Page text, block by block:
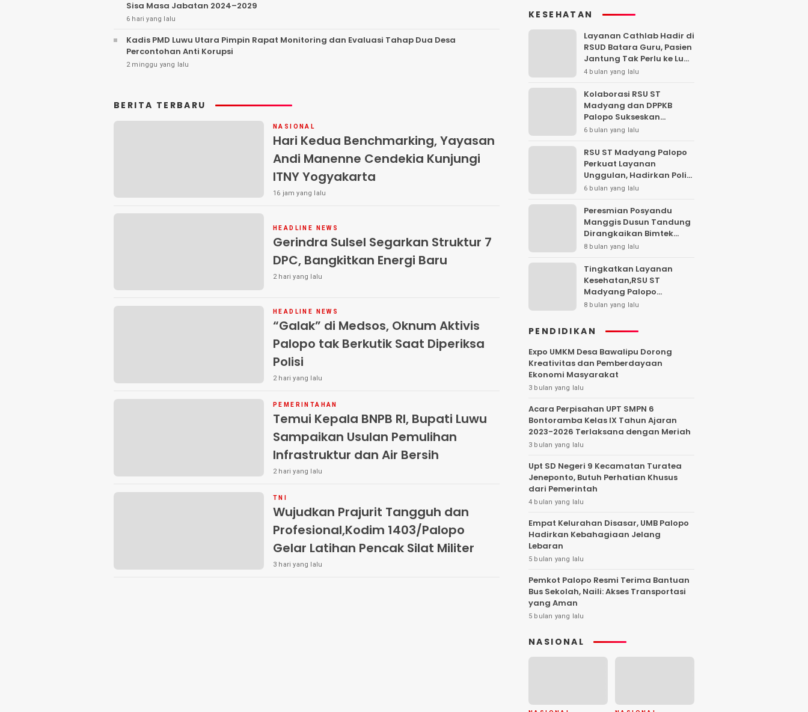
Sisa Masa Jabatan 2024–2029
6 hari yang lalu
Kadis PMD Luwu Utara Pimpin Rapat Monitoring dan Evaluasi Tahap Dua Desa
Percontohan Anti Korupsi
2 minggu yang lalu
BERITA TERBARU
NASIONAL
Hari Kedua Benchmarking, Yayasan
Andi Manenne Cendekia Kunjungi
ITNY Yogyakarta
16 jam yang lalu
HEADLINE NEWS
Gerindra Sulsel Segarkan Struktur 7
DPC, Bangkitkan Energi Baru
2 hari yang lalu
HEADLINE NEWS
“Galak” di Medsos, Oknum Aktivis
Palopo tak Berkutik Saat Diperiksa
Polisi
2 hari yang lalu
PEMERINTAHAN
Temui Kepala BNPB RI, Bupati Luwu
Sampaikan Usulan Pemulihan
Infrastruktur dan Air Bersih
2 hari yang lalu
TNI
Wujudkan Prajurit Tangguh dan
Profesional,Kodim 1403/Palopo
Gelar Latihan Pencak Silat Militer
3 hari yang lalu
KESEHATAN
Layanan Cathlab Hadir di
RSUD Batara Guru, Pasien
Jantung Tak Perlu ke Luar
Daerah
4 bulan yang lalu
Kolaborasi RSU ST
Madyang dan DPPKB
Palopo Sukseskan
Program MOP Gratis
6 bulan yang lalu
RSU ST Madyang Palopo
Perkuat Layanan
Unggulan, Hadirkan Poli
MCU, Bedah Saraf, Jiwa,
6 bulan yang lalu
Peresmian Posyandu
Manggis Dusun Tandung
Dirangkaikan Bimtek
Posyandu Era Baru di
8 bulan yang lalu
Tingkatkan Layanan
Kesehatan,RSU ST
Madyang Palopo
Hadirkan Layanan Dokter
dan Terjadwal
8 bulan yang lalu
PENDIDIKAN
Expo UMKM Desa Bawalipu Dorong
Kreativitas dan Pemberdayaan
Ekonomi Masyarakat
3 bulan yang lalu
Acara Perpisahan UPT SMPN 6
Bontoramba Kelas IX Tahun Ajaran
2023-2026 Terlaksana dengan Meriah
3 bulan yang lalu
Upt SD Negeri 9 Kecamatan Turatea
Jeneponto, Butuh Perhatian Khusus
dari Pemerintah
4 bulan yang lalu
Empat Kelurahan Disasar, UMB Palopo
Hadirkan Kebahagiaan Jelang
Lebaran
5 bulan yang lalu
Pemkot Palopo Resmi Terima Bantuan
Bus Sekolah, Naili: Akses Transportasi
yang Aman
5 bulan yang lalu
NASIONAL